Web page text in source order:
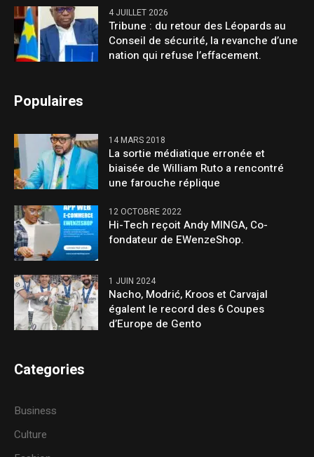
4 JUILLET 2026
Tribune : du retour des Léopards au
Conseil de sécurité, la revanche d’une
nation qui refuse l’effacement.
Populaires
14 MARS 2018
La sortie médiatique erronée et
biaisée de William Ruto a rencontré
une farouche réplique
12 OCTOBRE 2022
Hi-Tech reçoit Andy MINGA, Co-
fondateur de EWenzeShop.
1 JUIN 2024
Nacho, Modrić, Kroos et Carvajal
égalent le record des 6 Coupes
d’Europe de Gento
Categories
Business
Culture